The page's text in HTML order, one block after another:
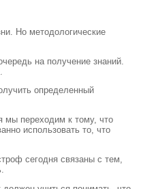
Но методологические
на получение знаний.
определенный
мы переходим к тому, что
использовать то, что
сегодня связаны с тем,